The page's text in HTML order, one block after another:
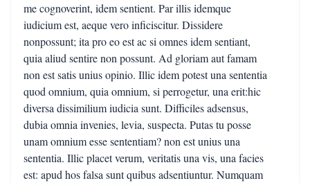
me cognoverint, idem sentient. Par illis idemque
iudicium est, aeque vero inficiscitur. Dissidere
nonpossunt; ita pro eo est ac si omnes idem sentiant,
quia aliud sentire non possunt. Ad gloriam aut famam
non est satis unius opinio. Illic idem potest una sententia
quod omnium, quia omnium, si perrogetur, una erit:hic
diversa dissimilium iudicia sunt. Difficiles adsensus,
dubia omnia invenies, levia, suspecta. Putas tu posse
unam omnium esse sententiam? non est unius una
sententia. Illic placet verum, veritatis una vis, una facies
est: apud hos falsa sunt quibus adsentiuntur. Numquam